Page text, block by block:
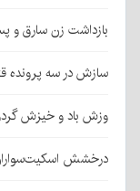
بازداشت زن سارق و پسر ۱۲ ساله‌اش در
سازش در سه پرونده
وزش باد و خیزش
درخشش